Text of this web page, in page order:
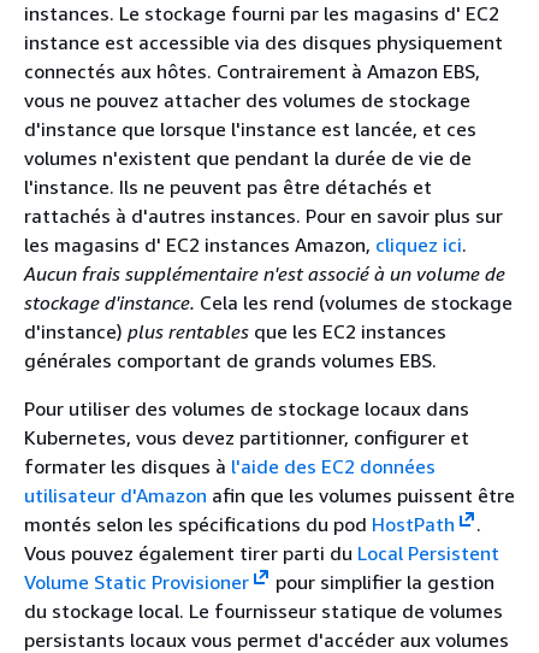
instances. Le stockage fourni par les magasins d' EC2
instance est accessible via des disques physiquement
connectés aux hôtes. Contrairement à Amazon EBS,
vous ne pouvez attacher des volumes de stockage
d'instance que lorsque l'instance est lancée, et ces
volumes n'existent que pendant la durée de vie de
l'instance. Ils ne peuvent pas être détachés et
rattachés à d'autres instances. Pour en savoir plus sur
les magasins d' EC2 instances Amazon, cliquez ici.
Aucun frais supplémentaire n'est associé à un volume de
stockage d'instance. Cela les rend (volumes de stockage
d'instance) plus rentables que les EC2 instances
générales comportant de grands volumes EBS.
Pour utiliser des volumes de stockage locaux dans
Kubernetes, vous devez partitionner, configurer et
formater les disques à l'aide des EC2 données
utilisateur d'Amazon afin que les volumes puissent être
montés selon les spécifications du pod HostPath
.
Vous pouvez également tirer parti du Local Persistent
Volume Static Provisioner
pour simplifier la gestion
du stockage local. Le fournisseur statique de volumes
persistants locaux vous permet d'accéder aux volumes